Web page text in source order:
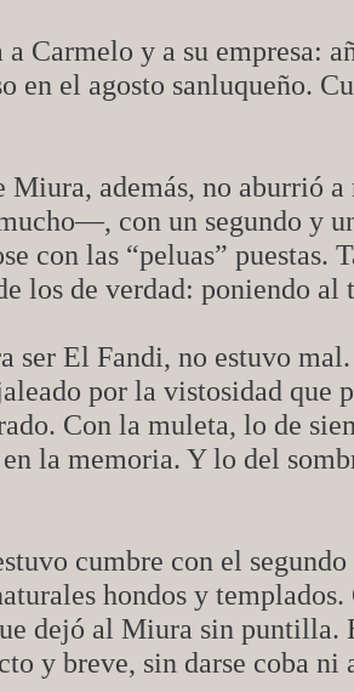
a Carmelo y a su empresa:
en el agosto sanluqueño.
Miura, además, no aburrió
con un segundo y
con las “peluas” puestas.
los de verdad: poniendo al
ser El Fandi, no estuvo
por la vistosidad que
Con la muleta, lo de
en la memoria. Y lo del
cumbre con el
hondos y
dejó al Miura sin puntilla.
y breve, sin darse coba